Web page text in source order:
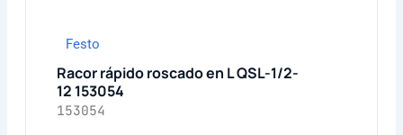
Festo
Racor rápido roscado en L QSL-1/2-
12 153054
153054